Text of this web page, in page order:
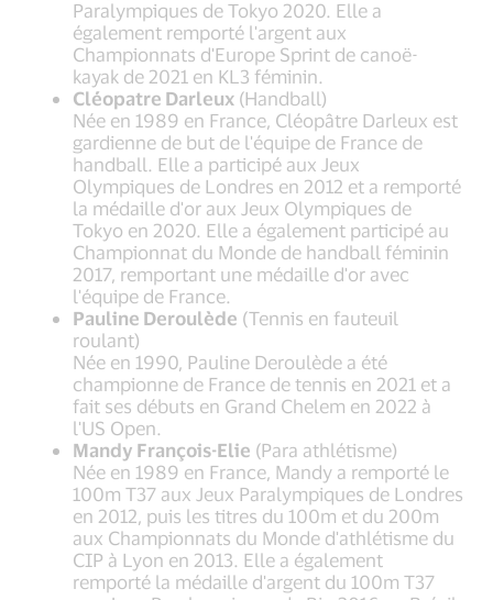
Paralympiques de Tokyo 2020. Elle a
également remporté l'argent aux
Championnats d'Europe Sprint de canoë-
kayak de 2021 en KL3 féminin.
Cléopatre Darleux (Handball)
Née en 1989 en France, Cléopâtre Darleux est
gardienne de but de l'équipe de France de
handball. Elle a participé aux Jeux
Olympiques de Londres en 2012 et a remporté
la médaille d'or aux Jeux Olympiques de
Tokyo en 2020. Elle a également participé au
Championnat du Monde de handball féminin
2017, remportant une médaille d'or avec
l'équipe de France.
Pauline Deroulède (Tennis en fauteuil
roulant)
Née en 1990, Pauline Deroulède a été
championne de France de tennis en 2021 et a
fait ses débuts en Grand Chelem en 2022 à
l'US Open.
Mandy François-Elie (Para athlétisme)
Née en 1989 en France, Mandy a remporté le
100m T37 aux Jeux Paralympiques de Londres
en 2012, puis les titres du 100m et du 200m
aux Championnats du Monde d'athlétisme du
CIP à Lyon en 2013. Elle a également
remporté la médaille d'argent du 100m T37